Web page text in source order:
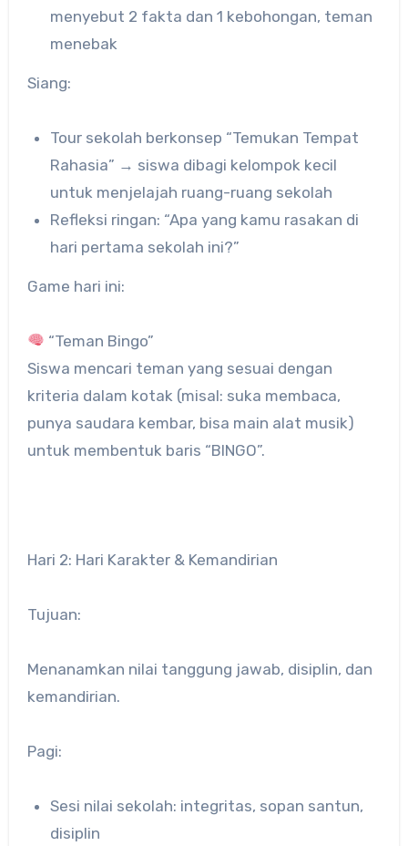
menyebut 2 fakta dan 1 kebohongan, teman
menebak
Siang:
Tour sekolah berkonsep “Temukan Tempat
Rahasia” → siswa dibagi kelompok kecil
untuk menjelajah ruang-ruang sekolah
Refleksi ringan: “Apa yang kamu rasakan di
hari pertama sekolah ini?”
Game hari ini:
“Teman Bingo”
Siswa mencari teman yang sesuai dengan
kriteria dalam kotak (misal: suka membaca,
punya saudara kembar, bisa main alat musik)
untuk membentuk baris “BINGO”.
Hari 2: Hari Karakter & Kemandirian
Tujuan:
Menanamkan nilai tanggung jawab, disiplin, dan
kemandirian.
Pagi:
Sesi nilai sekolah: integritas, sopan santun,
disiplin